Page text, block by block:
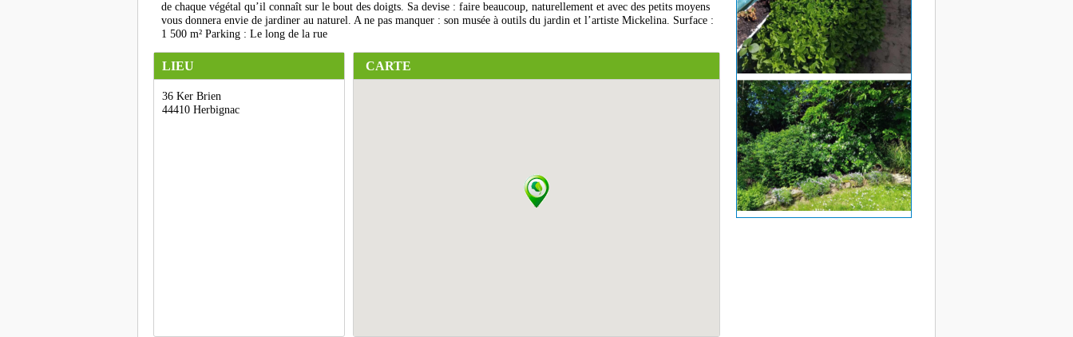
de chaque végétal qu’il connaît sur le bout des doigts. Sa devise : faire beaucoup, naturellement et avec des petits moyens
vous donnera envie de jardiner au naturel. A ne pas manquer : son musée à outils du jardin et l’artiste Mickelina. Surface :
1 500 m² Parking : Le long de la rue
LIEU
36 Ker Brien
44410 Herbignac
CARTE